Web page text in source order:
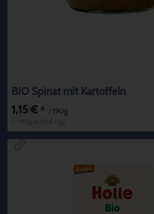
BIO Spinat mit Kartoffeln
1,15 € * / 190g